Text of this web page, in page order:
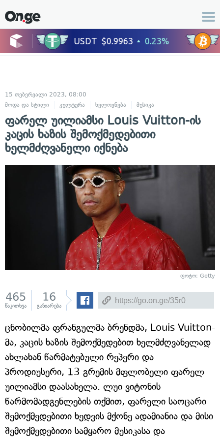
15 თებერვალი 2023, 08:00
მოდა და სტილი
კულტურა ხელოვნება მუსიკა
ფარელ უილიამსი Louis Vuitton-ის
კაცის ხაზის შემოქმედებითი
ხელმძღვანელი იქნება
ფოტო: Getty
465
წაკითხვა
16
გაზიარება
ცნობილმა ფრანგულმა ბრენდმა, Louis Vuitton-
მა, კაცის ხაზის შემოქმედებით ხელმძღვანელად
ახლახან წარმატებული რეპერი და
პროდიუსერი, 13 გრემის მფლობელი ფარელ
უილიამსი დაასახელა. ლუი ვიტონის
წარმომადგენლების თქმით, ფარელი საოცარი
შემოქმედებითი ხედვის მქონე ადამიანია და მისი
შემოქმედებითი სამყარო მუსიკასა და